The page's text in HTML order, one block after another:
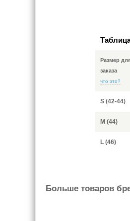
Размер
заказа
что это?
S (42-44)
M (44)
L (46)
Больше товаров